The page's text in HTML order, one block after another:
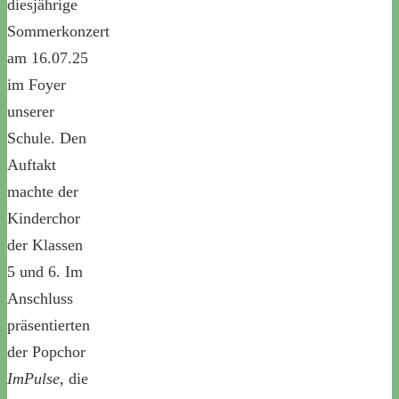
diesjährige
Sommerkonzert
am 16.07.25
im Foyer
unserer
Schule. Den
Auftakt
machte der
Kinderchor
der Klassen
5 und 6. Im
Anschluss
präsentierten
der Popchor
ImPulse, die